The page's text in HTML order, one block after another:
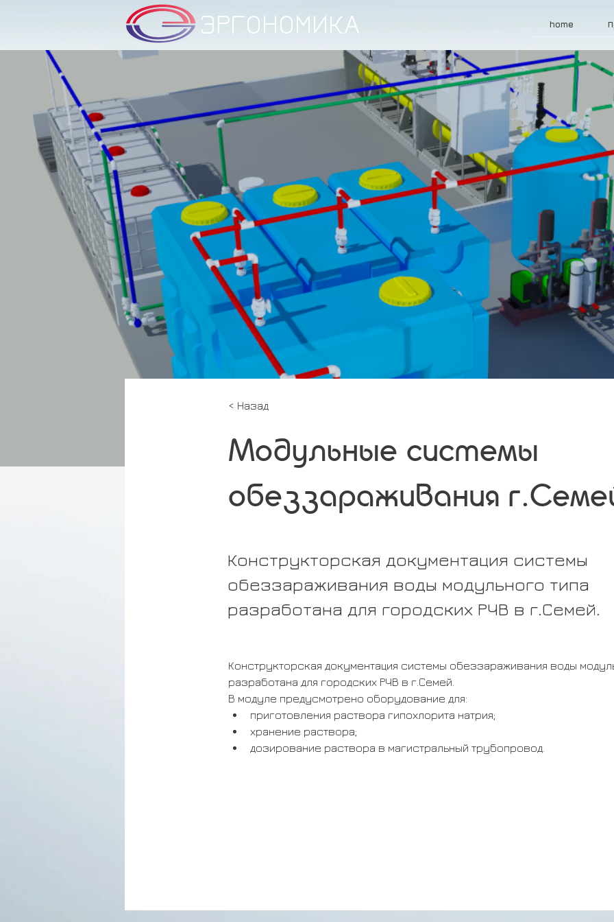
ЭРГОНОМИКА home
< Назад
Модульные системы
обеззараживания
Конструкторская документация системы
обеззараживания воды модульного типа
разработана для городских РЧВ в г.Семей.
Конструкторская документация системы обеззараживания воды
разработана для городских РЧВ в г.Семей.
В модуле предусмотрено оборудование для:
приготовления раствора гипохлорита натрия;
хранение раствора;
дозирование раствора в магистральный трубопровод.